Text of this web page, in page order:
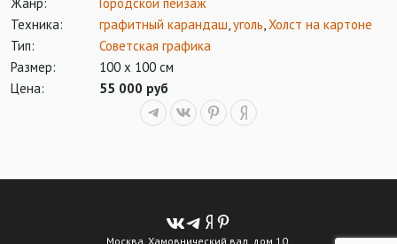
Техника:
графитный карандаш,уголь,Холст на картоне
Тип:
Советская графика
Размер:
100 х 100 см
Цена:
55 000 руб
Москва, Хамовнический вал, дом 10.